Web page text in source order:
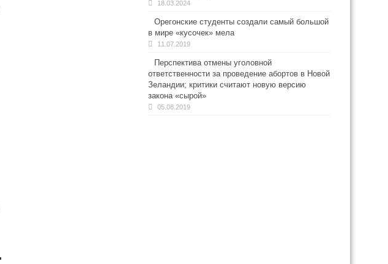
18.03.2024
Орегонские студенты создали самый большой
в мире «кусочек» мела
11.07.2019
Перспектива отмены уголовной
ответственности за проведение абортов в Новой
Зеландии; критики считают новую версию
закона «сырой»
05.08.2019